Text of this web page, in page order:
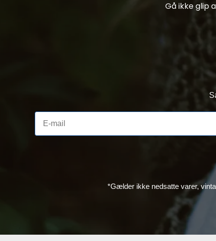
Gå ikke glip
*Gælder ikke nedsatte varer,